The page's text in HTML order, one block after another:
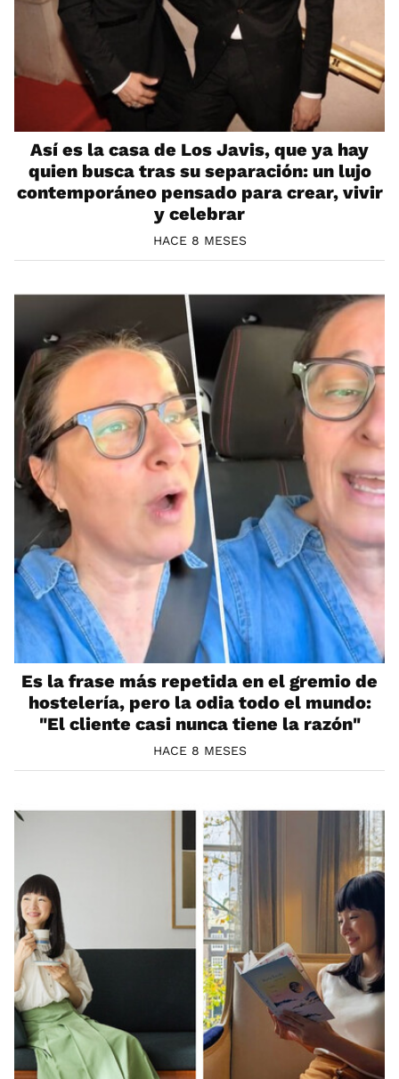
Así es la casa de Los Javis, que ya hay
quien busca tras su separación: un lujo
contemporáneo pensado para crear, vivir
y celebrar
HACE 8 MESES
Es la frase más repetida en el gremio de
hostelería, pero la odia todo el mundo:
"El cliente casi nunca tiene la razón"
HACE 8 MESES